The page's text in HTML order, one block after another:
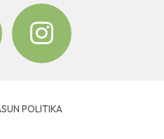
POLITIKA